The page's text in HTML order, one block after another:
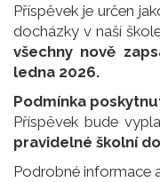
Příspěvek je určen
docházky v naší
všechny nově
ledna 2026.
Podmínka
Příspěvek bude
pravidelné školní
Podrobné informace